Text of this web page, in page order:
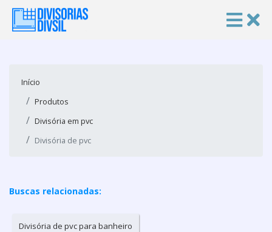
Início
Produtos
Divisória em pvc
Divisória de pvc
Buscas relacionadas:
Divisória de pvc para banheiro